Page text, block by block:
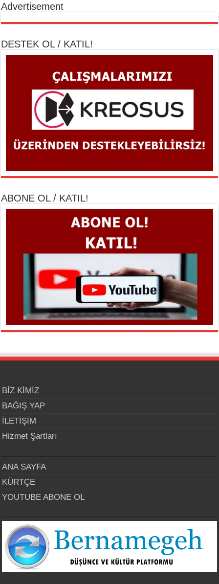
Advertisement
DESTEK OL / KATIL!
ABONE OL / KATIL!
BİZ KİMİZ
BAĞIŞ YAP
İLETİŞİM
Hizmet Şartları
ANA SAYFA
KÜRTÇE
YOUTUBE ABONE OL